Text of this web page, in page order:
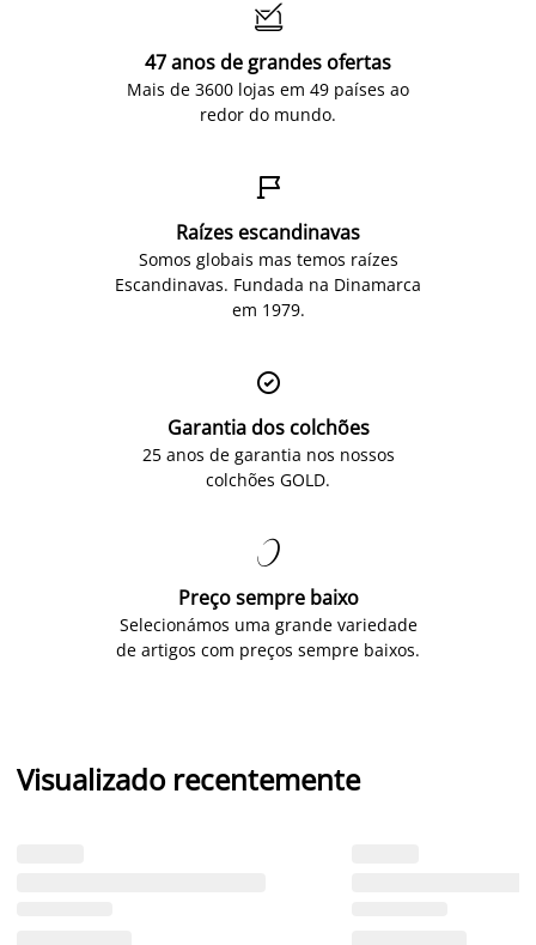

47 anos de grandes ofertas
Mais de 3600 lojas em 49 países ao
redor do mundo.

Raízes escandinavas
Somos globais mas temos raízes
Escandinavas. Fundada na Dinamarca
em 1979.

Garantia dos colchões
25 anos de garantia nos nossos
colchões GOLD.

Preço sempre baixo
Selecionámos uma grande variedade
de artigos com preços sempre baixos.
Visualizado recentemente